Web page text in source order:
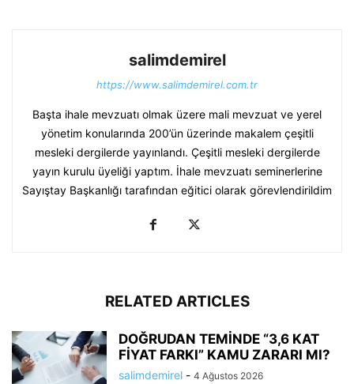
salimdemirel
https://www.salimdemirel.com.tr
Başta ihale mevzuatı olmak üzere mali mevzuat ve yerel
yönetim konularında 200’ün üzerinde makalem çeşitli
mesleki dergilerde yayınlandı. Çeşitli mesleki dergilerde
yayın kurulu üyeliği yaptım. İhale mevzuatı seminerlerine
Sayıştay Başkanlığı tarafından eğitici olarak görevlendirildim
RELATED ARTICLES
DOĞRUDAN TEMİNDE “3,6 KAT
FİYAT FARKI” KAMU ZARARI MI?
salimdemirel - 4 Ağustos 2026